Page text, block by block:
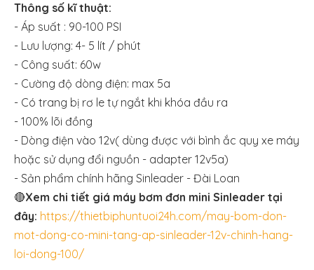
Thông số kĩ thuật:
- Áp suất : 90-100 PSI
- Lưu lượng: 4- 5 lít / phút
- Công suất: 60w
- Cường độ dòng điện: max 5a
- Có trang bị rơ le tự ngắt khi khóa đầu ra
- 100% lõi đồng
- Dòng điện vào 12v( dùng được với bình ắc quy xe máy
hoặc sử dụng đổi nguồn - adapter 12v5a)
- Sản phẩm chính hãng Sinleader - Đài Loan
🔴Xem chi tiết giá máy bơm đơn mini Sinleader tại
đây: https://thietbiphuntuoi24h.com/may-bom-don-
mot-dong-co-mini-tang-ap-sinleader-12v-chinh-hang-
loi-dong-100/